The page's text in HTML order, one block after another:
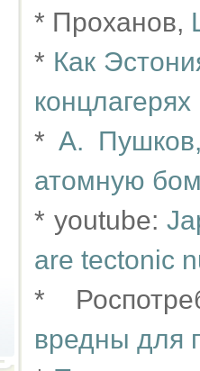
* Проханов,
* Как
концлагерях
*А.
атомную
* youtube:
are tectonic
*
вредны для